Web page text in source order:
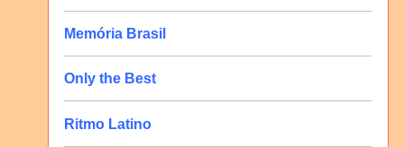
Memória Brasil
Only the Best
Ritmo Latino